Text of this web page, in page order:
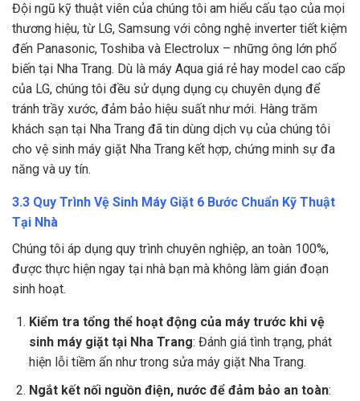
Đội ngũ kỹ thuật viên của chúng tôi am hiểu cấu tạo của mọi
thương hiệu, từ LG, Samsung với công nghệ inverter tiết kiệm
đến Panasonic, Toshiba và Electrolux – những ông lớn phổ
biến tại Nha Trang. Dù là máy Aqua giá rẻ hay model cao cấp
của LG, chúng tôi đều sử dụng dụng cụ chuyên dụng để
tránh trầy xước, đảm bảo hiệu suất như mới. Hàng trăm
khách sạn tại Nha Trang đã tin dùng dịch vụ của chúng tôi
cho vệ sinh máy giặt Nha Trang kết hợp, chứng minh sự đa
năng và uy tín.
3.3 Quy Trình Vệ Sinh Máy Giặt 6 Bước Chuẩn Kỹ Thuật
Tại Nhà
Chúng tôi áp dụng quy trình chuyên nghiệp, an toàn 100%,
được thực hiện ngay tại nhà bạn mà không làm gián đoạn
sinh hoạt.
Kiểm tra tổng thể hoạt động của máy trước khi vệ
sinh máy giặt tại Nha Trang: Đánh giá tình trạng, phát
hiện lỗi tiềm ẩn như trong sửa máy giặt Nha Trang.
Ngắt kết nối nguồn điện, nước để đảm bảo an toàn: